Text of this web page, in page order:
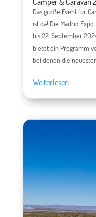
Das große Event für
ist da! Die Madrid
bis 22. September
bietet ein Programm
bei denen die
Weiterlesen